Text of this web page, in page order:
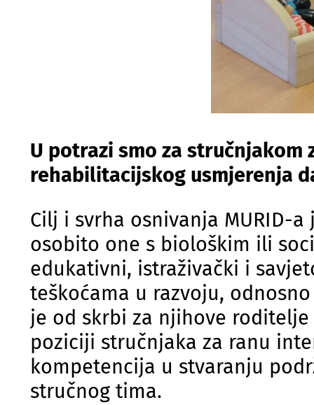
U potrazi smo za
rehabilitacijskog usmjerenja
Cilj i svrha osnivanja MURID-
osobito one s biološkim ili
edukativni, istraživački i
teškoćama u razvoju,
je od skrbi za njihove
poziciji stručnjaka za ranu
kompetencija u stvaranju
stručnog tima.